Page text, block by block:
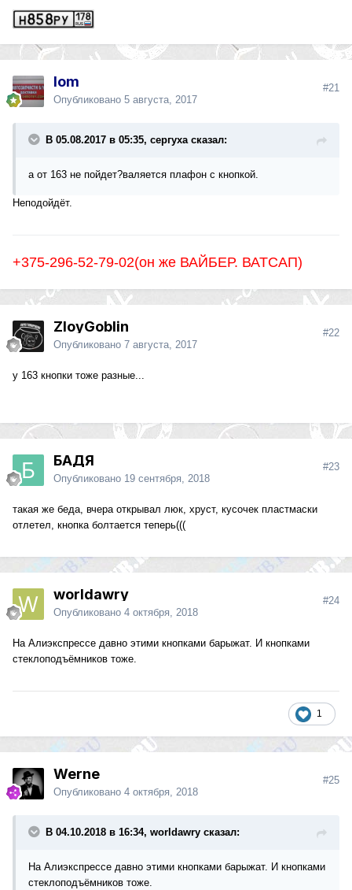
lom
Опубликовано 5 августа, 2017
#21
В 05.08.2017 в 05:35, сергуха сказал:
а от 163 не пойдет?валяется плафон с кнопкой.
Неподойдёт.
+375-296-52-79-02(он же ВАЙБЕР. ВАТСАП)
ZloyGoblin
Опубликовано 7 августа, 2017
#22
у 163 кнопки тоже разные...
БАДЯ
Опубликовано 19 сентября, 2018
#23
такая же беда, вчера открывал люк, хруст, кусочек пластмаски
отлетел, кнопка болтается теперь(((
worldawry
Опубликовано 4 октября, 2018
#24
На Алиэкспрессе давно этими кнопками барыжат. И кнопками
стеклоподъёмников тоже.
1
Werne
Опубликовано 4 октября, 2018
#25
В 04.10.2018 в 16:34, worldawry сказал:
На Алиэкспрессе давно этими кнопками барыжат. И кнопками
стеклоподъёмников тоже.